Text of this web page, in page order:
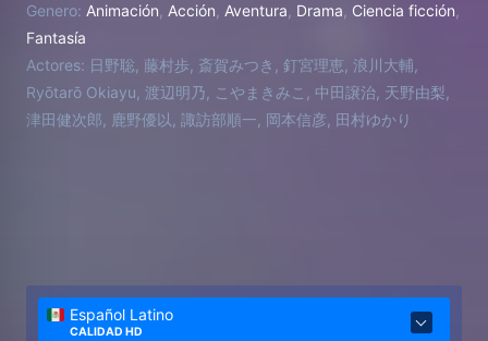
lado, el profesor de ingles de Miharu, Kumohira
sensei, y el compañero de clase, Kouichi, pertenecen
a los Banten ninjas cuya mision es proteger a
Miharu. Una guerra sobre la propiedad de la
"Omnipotencia" ha comenzado. Para sobrevivir,
Genero: Animación Acción Aventura Drama Ciencia ficción
Fantasía
Actores: 日野聡, 藤村歩, 斎賀みつき, 釘宮理恵, 浪川大輔,
Ryōtarō Okiayu, 渡辺明乃, こやまきみこ, 中田譲治, 天野由梨,
津田健次郎, 鹿野優以, 諏訪部順一, 岡本信彦, 田村ゆかり
Español Latino
CALIDAD HD